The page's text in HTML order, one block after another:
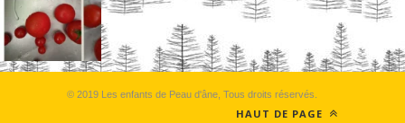
© 2019 Les enfants de Peau d'âne, Tous droits réservés.
HAUT DE PAGE